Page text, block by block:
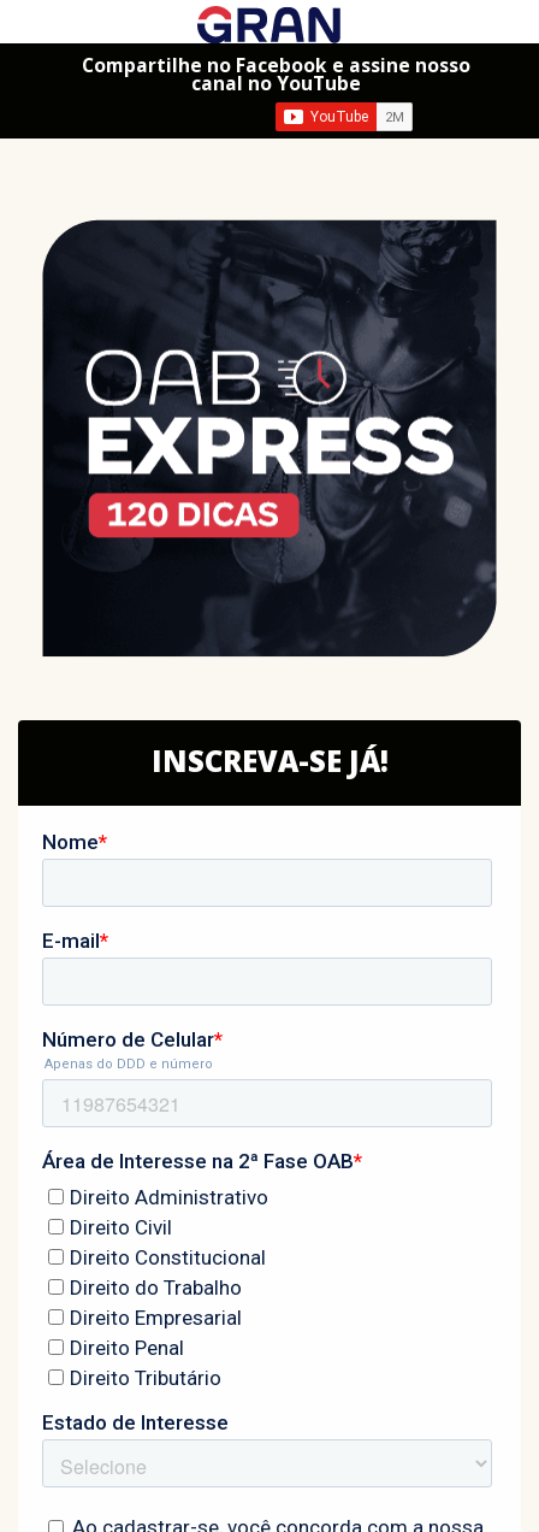
Compartilhe no Facebook e assine nosso
canal no YouTube
INSCREVA-SE JÁ!